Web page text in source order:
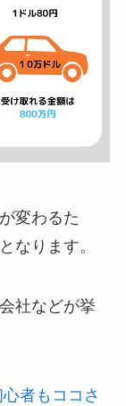
変わるた
なります。
社などが挙
者もココさ